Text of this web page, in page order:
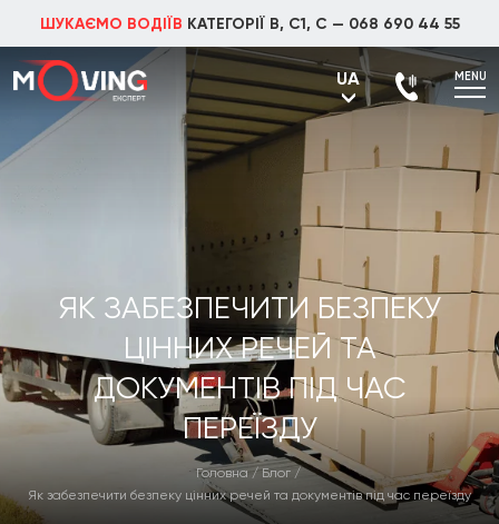
ШУКАЄМО ВОДІЇВ КАТЕГОРІЇ В, С1, С — 068 690 44 55
UA
RU
MENU
Головна / Блог /
Як забезпечити безпеку цінних речей та документів під час переїзду
ЯК ЗАБЕЗПЕЧИТИ БЕЗПЕКУ
ЦІННИХ РЕЧЕЙ ТА
ДОКУМЕНТІВ ПІД ЧАС
ПЕРЕЇЗДУ